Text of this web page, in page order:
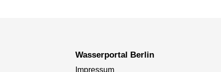
Wasserportal Berlin
Impressum